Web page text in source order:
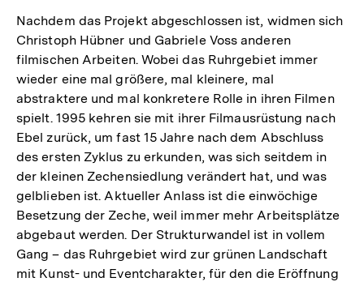
Nachdem das Projekt abgeschlossen ist, widmen sich
Christoph Hübner und Gabriele Voss anderen
filmischen Arbeiten. Wobei das Ruhrgebiet immer
wieder eine mal größere, mal kleinere, mal
abstraktere und mal konkretere Rolle in ihren Filmen
spielt. 1995 kehren sie mit ihrer Filmausrüstung nach
Ebel zurück, um fast 15 Jahre nach dem Abschluss
des ersten Zyklus zu erkunden, was sich seitdem in
der kleinen Zechensiedlung verändert hat, und was
gelblieben ist. Aktueller Anlass ist die einwöchige
Besetzung der Zeche, weil immer mehr Arbeitsplätze
abgebaut werden. Der Strukturwandel ist in vollem
Gang – das Ruhrgebiet wird zur grünen Landschaft
mit Kunst- und Eventcharakter, für den die Eröffnung